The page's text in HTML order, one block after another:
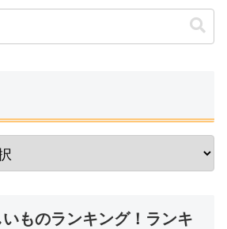
ものランキング！ランキ